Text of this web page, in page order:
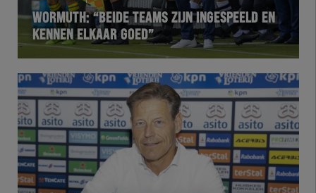
BusinessClub
Foundation
Herakids
Team Zwart Wit
Futsal
WORMUTH: “BEIDE TEAMS ZIJN INGESPEELD EN
KENNEN ELKAAR GOED”